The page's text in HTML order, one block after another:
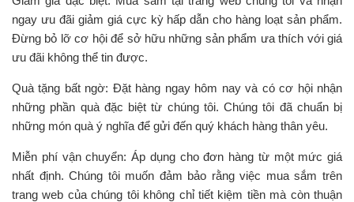
ngay ưu đãi giảm giá cực kỳ hấp dẫn cho hàng loạt sản phẩm.
Đừng bỏ lỡ cơ hội để sở hữu những sản phẩm ưa thích với giá
ưu đãi không thể tin được.
Quà tặng bất ngờ: Đặt hàng ngay hôm nay và có cơ hội nhận
những phần quà đặc biệt từ chúng tôi. Chúng tôi đã chuẩn bị
những món quà ý nghĩa để gửi đến quý khách hàng thân yêu.
Miễn phí vận chuyển: Áp dụng cho đơn hàng từ một mức giá
nhất định. Chúng tôi muốn đảm bảo rằng việc mua sắm trên
trang web của chúng tôi không chỉ tiết kiệm tiền mà còn thuận